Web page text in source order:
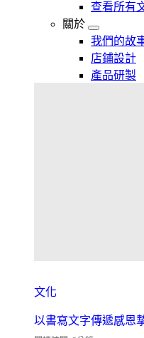
查看所有
關於
我們的故
店鋪設計
產品研製
文化
以書寫文字傳遞感恩